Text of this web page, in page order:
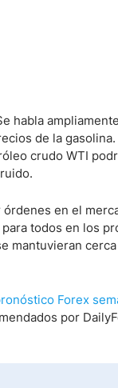
habla
de la
crudo WTI
en el
todos en los
mantuvieran
Forex
por